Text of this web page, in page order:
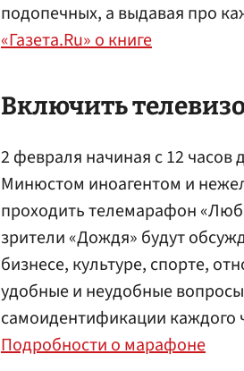
подопечных, а выдавая про
«Газета.Ru» о книге
Включить
2 февраля начиная с 12
Минюстом иноагентом и
проходить телемарафон
зрители «Дождя» будут
бизнесе, культуре, спорте,
удобные и неудобные
самоидентификации каждого
Подробности о марафоне